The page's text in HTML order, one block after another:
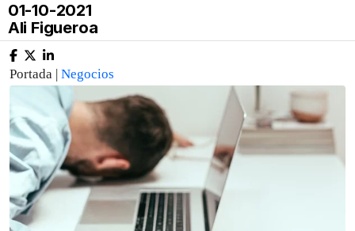
01-10-2021
Ali Figueroa
Portada | Negocios